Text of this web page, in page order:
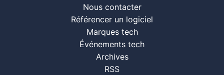
Nous contacter
Référencer un logiciel
Marques tech
Événements tech
Archives
RSS